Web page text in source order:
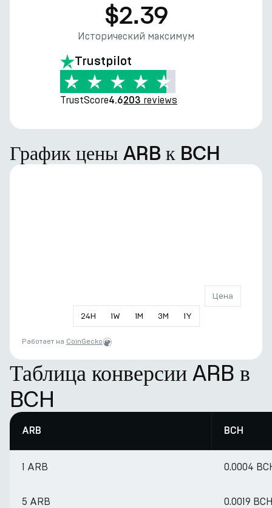
$2.39
Исторический максимум
Trustpilot
TrustScore4.6203 reviews
График цены ARB к BCH
24H 1W 1M 3M 1Y
Цена
Работает на CoinGecko
Таблица конверсии ARB в
BCH
ARB BCH
1 ARB 0.0004
5 ARB 0.0019